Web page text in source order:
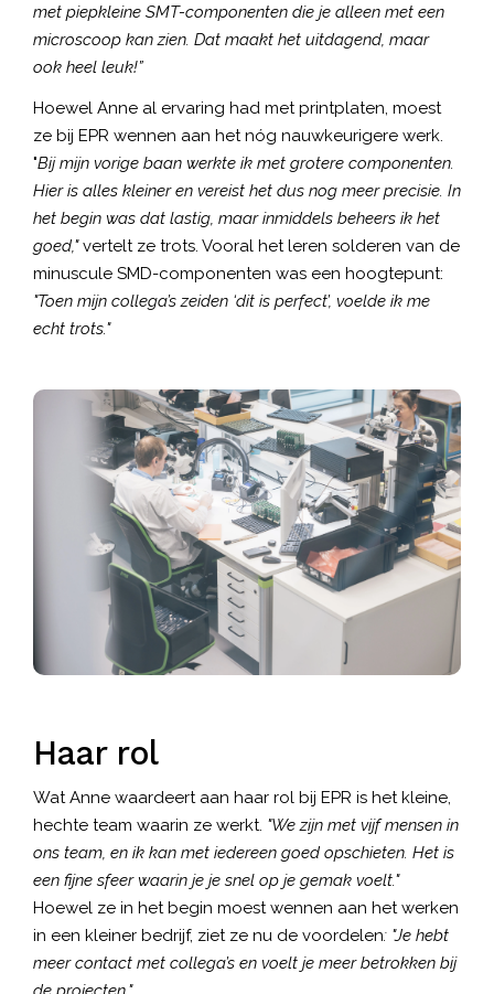
met piepkleine SMT-componenten die je alleen met een
microscoop kan zien. Dat maakt het uitdagend, maar
ook heel leuk!”
Hoewel Anne al ervaring had met printplaten, moest
ze bij EPR wennen aan het nóg nauwkeurigere werk.
"Bij mijn vorige baan werkte ik met grotere componenten.
Hier is alles kleiner en vereist het dus nog meer precisie. In
het begin was dat lastig, maar inmiddels beheers ik het
goed,"vertelt ze trots. Vooral het leren solderen van de
minuscule SMD-componenten was een hoogtepunt:
"Toen mijn collega’s zeiden ‘dit is perfect’, voelde ik me
echt trots."
Haar rol
Wat Anne waardeert aan haar rol bij EPR is het kleine,
hechte team waarin ze werkt. "We zijn met vijf mensen in
ons team, en ik kan met iedereen goed opschieten. Het is
een fijne sfeer waarin je je snel op je gemak voelt."
Hoewel ze in het begin moest wennen aan het werken
in een kleiner bedrijf, ziet ze nu de voordelen: "Je hebt
meer contact met collega’s en voelt je meer betrokken bij